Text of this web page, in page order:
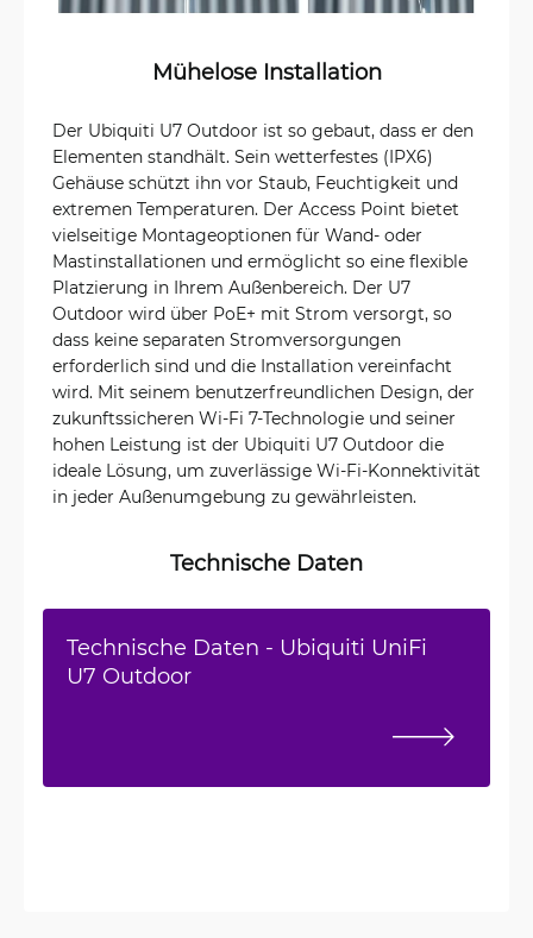
Mühelose Installation
Der Ubiquiti U7 Outdoor ist so gebaut, dass er den
Elementen standhält. Sein wetterfestes (IPX6)
Gehäuse schützt ihn vor Staub, Feuchtigkeit und
extremen Temperaturen. Der Access Point bietet
vielseitige Montageoptionen für Wand- oder
Mastinstallationen und ermöglicht so eine flexible
Platzierung in Ihrem Außenbereich. Der U7
Outdoor wird über PoE+ mit Strom versorgt, so
dass keine separaten Stromversorgungen
erforderlich sind und die Installation vereinfacht
wird. Mit seinem benutzerfreundlichen Design, der
zukunftssicheren Wi-Fi 7-Technologie und seiner
hohen Leistung ist der Ubiquiti U7 Outdoor die
ideale Lösung, um zuverlässige Wi-Fi-Konnektivität
in jeder Außenumgebung zu gewährleisten.
Technische Daten
Technische Daten - Ubiquiti UniFi
U7 Outdoor